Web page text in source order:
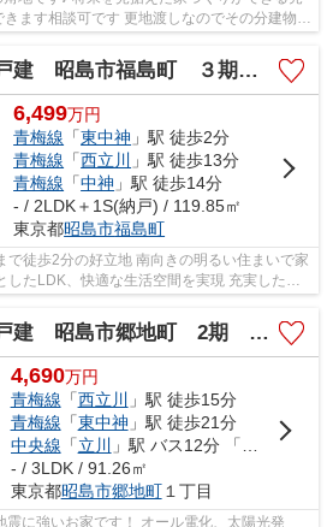
ます相談可です 更地渡しなのでその分建物に
建 昭島市福島町 ３期 全１棟
6,499万円
青梅線 「東中神 」駅 徒歩2分
青梅線 「西立川
」駅 徒歩13分
青梅線 「中神 」駅 徒歩14分
- / 2LDK＋1S(納戸) / 119.85㎡
東京都昭島市福島町
で徒歩2分の好立地 南向きの明るい住まいで家
したLDK、快適な生活空間を実現 充実した設
建 昭島市郷地町 2期 全2棟
4,690万円
青梅線 「西立川
」駅 徒歩15分
青梅線 「東中神 」駅 徒歩21分
中央線 「立川
」駅 バス12分 「団地西（昭島市）」 停歩6分
- / 3LDK / 91.26㎡
東京都昭島市郷地町１丁目
震に強いお家です！ オール電化、太陽光発